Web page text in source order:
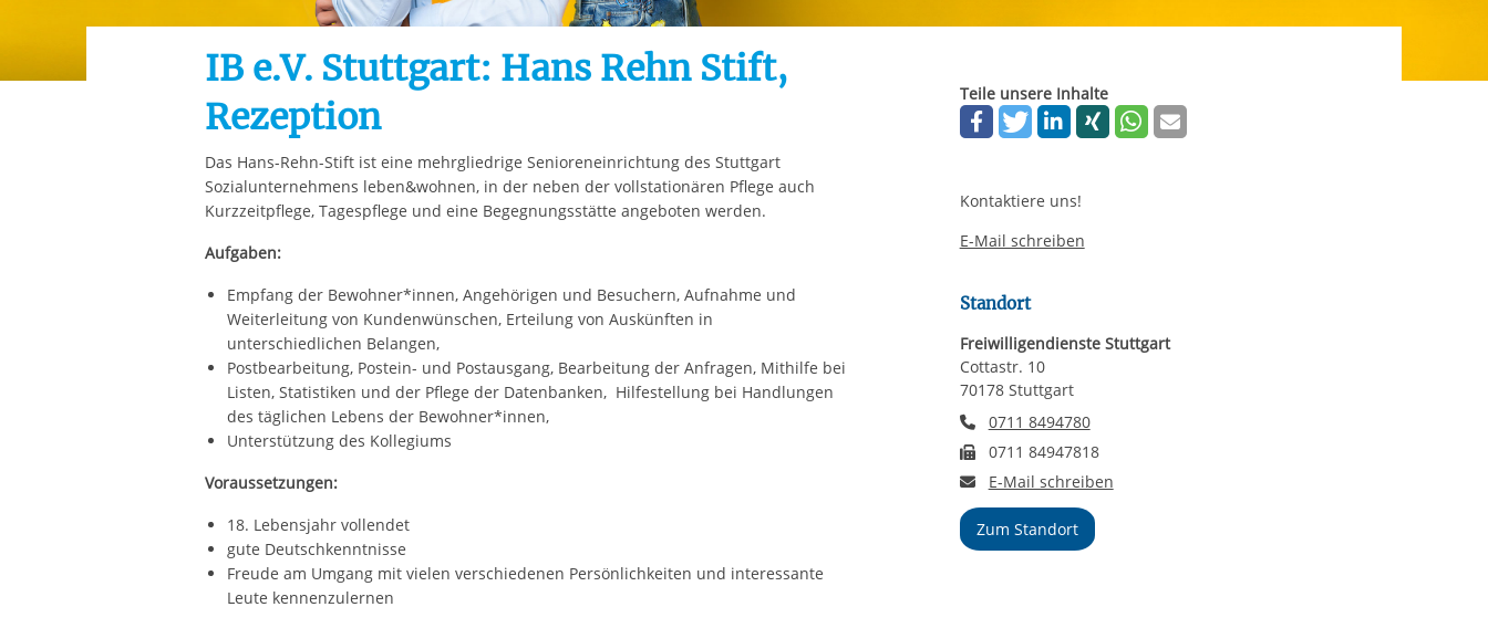
Ihre etwaige Einwilligung erstreckt sich nicht auf notwendige Cookies, die erforderlich zur Bereitstellung
aufgrund berechtigter Interessen und daher unabhängig von einer Einwilligung.
Automatische Wiedergabe starten/stoppen
IB e.V. Stuttgart: Hans Rehn Stift,
Rezeption
Das Hans-Rehn-Stift ist eine mehrgliedrige Senioreneinrichtung des Stuttgart
Sozialunternehmens leben&wohnen, in der neben der vollstationären Pflege auch
Kurzzeitpflege, Tagespflege und eine Begegnungsstätte angeboten werden.
Aufgaben:
Empfang der Bewohner*innen, Angehörigen und Besuchern, Aufnahme und
Weiterleitung von Kundenwünschen, Erteilung von Auskünften in
unterschiedlichen Belangen,
Postbearbeitung, Postein- und Postausgang, Bearbeitung der Anfragen, Mithilfe bei
Listen, Statistiken und der Pflege der Datenbanken, Hilfestellung bei Handlungen
des täglichen Lebens der Bewohner*innen,
Unterstützung des Kollegiums
Voraussetzungen:
18. Lebensjahr vollendet
gute Deutschkenntnisse
Freude am Umgang mit vielen verschiedenen Persönlichkeiten und interessante
Leute kennenzulernen
Teile unsere Inhalte
Kontaktiere uns!
E-Mail schreiben
Standort
Freiwilligendienste Stuttgart
Cottastr. 10
70178 Stuttgart
Telefonnummer
0711 8494780
Faxnummer
0711 84947818
E-Mail an Freiwilligendienste Stuttgart
E-Mail schreiben
Zum Standort